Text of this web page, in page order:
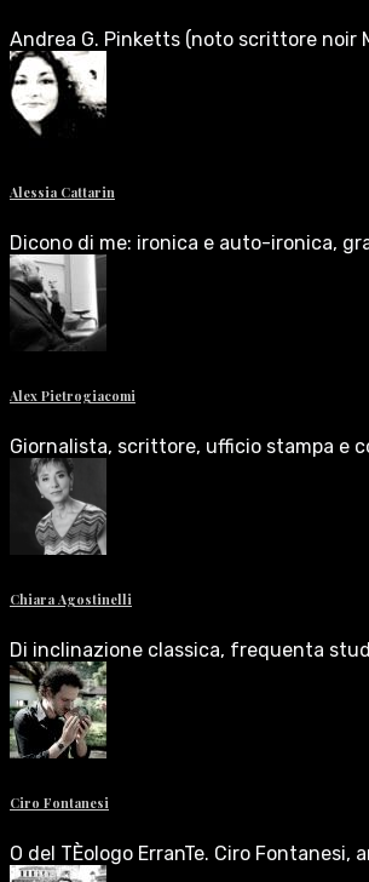
Andrea G. Pinketts (noto scrittore noir
Alessia Cattarin
Dicono di me: ironica e auto-ironica,
Alex Pietrogiacomi
Giornalista, scrittore, ufficio stampa e
Chiara Agostinelli
Di inclinazione classica, frequenta
Ciro Fontanesi
O del TÈologo ErranTe. Ciro